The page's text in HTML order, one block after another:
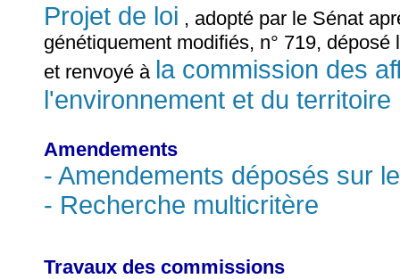
Projet de loi , adopté par le Sénat
génétiquement modifiés, n° 719, déposé
et renvoyé à la commission des
l'environnement et du territoire
Amendements
- Amendements déposés sur
- Recherche multicritère
Travaux des commissions